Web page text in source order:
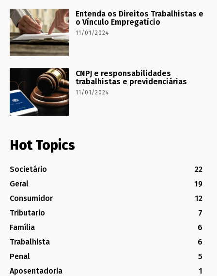
Entenda os Direitos Trabalhistas e
o Vínculo Empregatício
11/01/2024
CNPJ e responsabilidades
trabalhistas e previdenciárias
11/01/2024
Hot Topics
Societário
22
Geral
19
Consumidor
12
Tributario
7
Família
6
Trabalhista
6
Penal
5
Aposentadoria
1